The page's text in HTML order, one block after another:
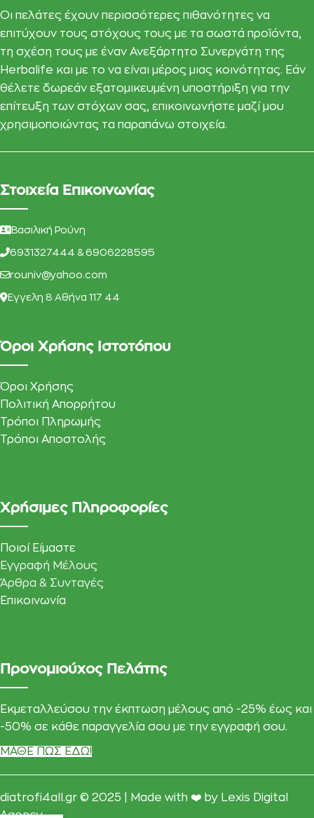
Οι πελάτες έχουν περισσότερες πιθανότητες να
επιτύχουν τους στόχους τους με τα σωστά προϊόντα,
τη σχέση τους με έναν Ανεξάρτητο Συνεργάτη της
Herbalife και με το να είναι μέρος μιας κοινότητας. Εάν
θέλετε δωρεάν εξατομικευμένη υποστήριξη για την
επίτευξη των στόχων σας, επικοινωνήστε μαζί μου
χρησιμοποιώντας τα παραπάνω στοιχεία.
Στοιχεία Επικοινωνίας
Βασιλική Ρούνη
6931327444 & 6906228595
rouniv@yahoo.com
Eγγελη 8 Αθήνα 117 44
Όροι Χρήσης Ιστοτόπου
Όροι Χρήσης
Πολιτική Απορρήτου
Τρόποι Πληρωμής
Τρόποι Αποστολής
Χρήσιμες Πληροφορίες
Ποιοί Είμαστε
Εγγραφή Μέλους
Άρθρα & Συνταγές
Επικοινωνία
Προνομιούχος Πελάτης
Εκμεταλλεύσου την έκπτωση μέλους από -25% έως και
-50% σε κάθε παραγγελία σου με την εγγραφή σου.
ΜΑΘΕ ΠΩΣ ΕΔΩ!
diatrofi4all.gr © 2025 | Made with ❤️ by Lexis Digital
Agency